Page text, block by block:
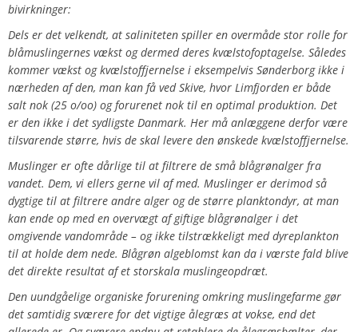
bivirkninger:
Dels er det velkendt, at saliniteten spiller en overmåde stor rolle for
blåmuslingernes vækst og dermed deres kvælstofoptagelse. Således
kommer vækst og kvælstoffjernelse i eksempelvis Sønderborg ikke i
nærheden af den, man kan få ved Skive, hvor Limfjorden er både
salt nok (25 o/oo) og forurenet nok til en optimal produktion. Det
er den ikke i det sydligste Danmark. Her må anlæggene derfor være
tilsvarende større, hvis de skal levere den ønskede kvælstoffjernelse.
Muslinger er ofte dårlige til at filtrere de små blågrønalger fra
vandet. Dem, vi ellers gerne vil af med. Muslinger er derimod så
dygtige til at filtrere andre alger og de større planktondyr, at man
kan ende op med en overvægt af giftige blågrønalger i det
omgivende vandområde – og ikke tilstrækkeligt med dyreplankton
til at holde dem nede. Blågrøn algeblomst kan da i værste fald blive
det direkte resultat af et storskala muslingeopdræt.
Den uundgåelige organiske forurening omkring muslingefarme gør
det samtidig sværere for det vigtige ålegræs at vokse, end det